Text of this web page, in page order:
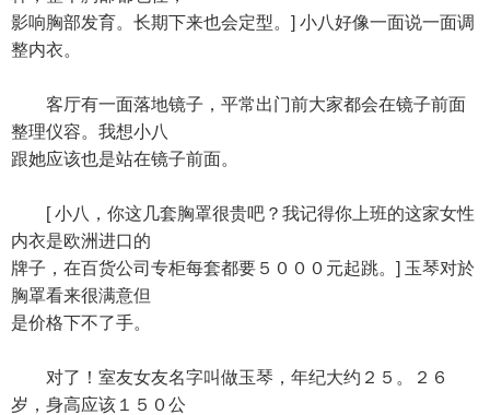
影响胸部发育。长期下来也会定型。] 小八好像一面说一面调
整内衣。
客厅有一面落地镜子，平常出门前大家都会在镜子前面
整理仪容。我想小八
跟她应该也是站在镜子前面。
[ 小八，你这几套胸罩很贵吧？我记得你上班的这家女性
内衣是欧洲进口的
牌子，在百货公司专柜每套都要５０００元起跳。] 玉琴对於
胸罩看来很满意但
是价格下不了手。
对了！室友女友名字叫做玉琴，年纪大约２５。２６
岁，身高应该１５０公